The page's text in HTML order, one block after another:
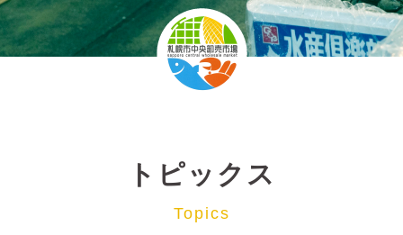
トピックス
Topics